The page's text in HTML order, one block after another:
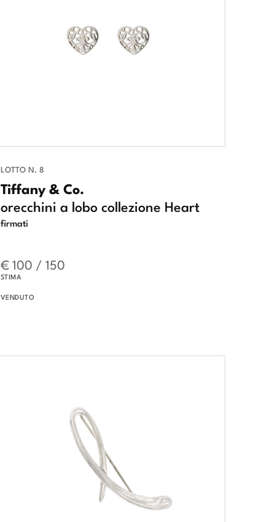
LOTTO N. 8
Tiffany & Co.
orecchini a lobo collezione Heart
firmati
€ 100 / 150
STIMA
VENDUTO